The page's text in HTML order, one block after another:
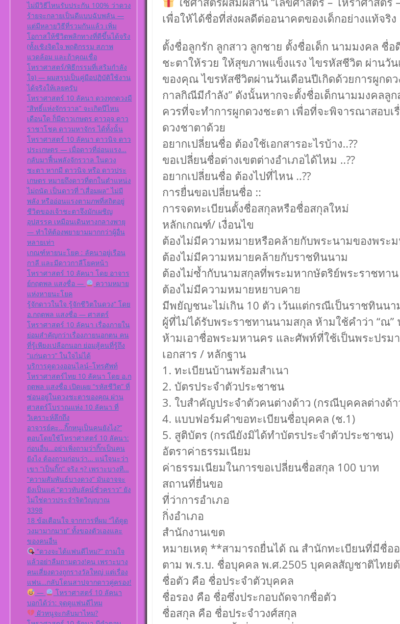
ไม่มีวิธีไหนรับประกัน 100% ว่าดวง
ร้ายจะกลายเป็นดีแบบฉับพลัน —
แต่มีหลายวิธีที่รวมกันแล้ว เพิ่ม
โอกาสให้ชีวิตพลิกทางที่ดีขึ้นได้จริง
(ทั้งเชิงจิตใจ พฤติกรรม สภาพ
แวดล้อม และถ้าคุณเชื่อ
โหราศาสตร์/พิธีกรรมที่เสริมกำลัง
ใจ) — ผมสรุปเป็นคู่มือปฏิบัติใช้งาน
ได้จริงให้เลยครับ
โหราศาสตร์ 10 ลัคนา ดวงทุกดวงมี
“สิทธิ์แห่งจักรวาล” จะเกิดปีไหน
เดือนใด ก็มีดาวเกษตร ดาวอุจ ดาว
ราชาโชค ดาวมหาจักร ได้ทั้งนั้น
โหราศาสตร์ 10 ลัคนา ดาวนิจ ดาว
ประเกษตร — เมื่อดาวที่อ่อนแรง…
กลับมาฟื้นพลังจักรวาล ในดวง
ชะตา หากมี ดาวนิจ หรือ ดาวประ
เกษตร หมายถึงดาวที่ตกในตำแหน่ง
ไม่ถนัด เป็นดาวที่ “เสื่อมผล” ไม่มี
พลัง หรืออ่อนแรงตามภพที่สถิตอยู่
ชีวิตของเจ้าชะตาจึงมักเผชิญ
อุปสรรค เหมือนเดินทางกลางพายุ
— ทำให้ต้องพยายามมากกว่าผู้อื่น
หลายเท่า
เกณฑ์หายนะโยค : ลัคนาอยู่เรือน
กาลี และมีดาวกาลีโยคหน้า
โหราศาสตร์ 10 ลัคนา โดย อาจาร
ย์กฤตพล แสงซื่อ —
ความหมาย
แห่งหายนะโยค
รู้จักดาวในใจ รู้จักชีวิตในดวง” โดย
อ.กฤตพล แสงซื่อ — ศาสตร์
โหราศาสตร์ 10 ลัคนา เรื่องภายใน
ย่อมสำคัญกว่าเรื่องภายนอกตน คน
ที่รู้เพียงเปลือกนอก ย่อมสู้คนที่รู้ถึง
“แก่นดาว” ในใจไม่ได้
บริการดูดวงออนไลน์–โทรศัพท์
โหราศาสตร์ไทย 10 ลัคนา โดย อ.ก
ฤตพล แสงซื่อ เปิดเผย “รหัสชีวิต” ที่
ซ่อนอยู่ในดวงชะตาของคุณ ผ่าน
ศาสตร์โบราณแห่ง 10 ลัคนา ที่
วิเคราะห์ลึกถึง
อาจารย์คะ…กิ๊กหนูเป็นคนยังไง?”
ตอบโดยใช้โหราศาสตร์ 10 ลัคนา:
ก่อนอื่น…อย่าเพิ่งถามว่ากิ๊กเป็นคน
ยังไง ต้องถามก่อนว่า… แน่ใจนะว่า
เขา “เป็นกิ๊ก” จริง ๆ? เพราะบางที…
“ความสัมพันธ์บางดวง” มันอาจจะ
ยังเป็นแค่ “ดาวทับลัคน์ชั่วคราว” ยัง
ไม่ใช่ดาวประจำจิตวิญญาณ
3398
18 ข้อเตือนใจ จากการที่ผม “ได้ดูด
วงมามากมาย” ทั้งของตัวเองและ
ของคนอื่น
“ดวงจะได้แฟนดีไหม?” ถามใจ
แล้วอย่าลืมถามดวง!คน เพราะบาง
คนเสี่ยงดวงถูกรางวัลใหญ่ แต่เรื่อง
แฟน…กลับโดนสาปจากดาวคู่ครอง!
—
โหราศาสตร์ 10 ลัคนา
บอกได้ว่า: จุดดูแฟนดีไหม
ผัวหนูจะกลับมาไหม?
เพื่อให้ได้ชื่อที่ส่งผลดีต่ออนาคตของเด็กอย่างแท้จริง
ตั้งชื่อลูกรัก ลูกสาว ลูกชาย ตั้งชื่อเด็ก นามมงคล ชื่
ชะตาให้รวย ให้สุขภาพแข็งแรง ไขรหัสชีวิต ผ่านวั
ของคุณ ไขรหัสชีวิตผ่านวันเดือนปีเกิดด้วยการผูกด
กาลกิณีมีกำลัง” ดังนั้นหากจะตั้งชื่อเด็กนามมงคลลู
ควรที่จะทำการผูกดวงชะตา เพื่อที่จะพิจารณาสอ
ดวงชาตาด้วย
อยากเปลี่ยนชื่อ ต้องใช้เอกสารอะไรบ้าง..??
ขอเปลี่ยนชื่อต่างเขตต่างอำเภอได้ไหม ..??
อยากเปลี่ยนชื่อ ต้องไปที่ไหน ..??
การยื่นขอเปลี่ยนชื่อ ::
การจดทะเบียนตั้งชื่อสกุลหรือชื่อสกุลใหม่
หลักเกณฑ์/ เงื่อนไข
ต้องไม่มีความหมายหรือคล้ายกับพระนามของพระ
ต้องไม่มีความหมายคล้ายกับราชทินนาม
ต้องไม่ซ้ำกับนามสกุลที่พระมหากษัตริย์พระราชทา
ต้องไม่มีความหมายหยาบคาย
มีพยัญชนะไม่เกิน 10 ตัว เว้นแต่กรณีเป็นราชทินนา
ผู้ที่ไม่ได้รับพระราชทานนามสกุล ห้ามใช้คำว่า “ณ”
ห้ามเอาชื่อพระมหานคร และศัพท์ที่ใช้เป็นพระปรม
เอกสาร / หลักฐาน
1. ทะเบียนบ้านพร้อมสำเนา
2. บัตรประจำตัวประชาชน
3. ใบสำคัญประจำตัวคนต่างด้าว (กรณีบุคคลต่างด้า
4. แบบฟอร์มคำขอทะเบียนชื่อบุคคล (ช.1)
5. สูติบัตร (กรณียังมิได้ทำบัตรประจำตัวประชาชน)
อัตราค่าธรรมเนียม
ค่าธรรมเนียมในการขอเปลี่ยนชื่อสกุล 100 บาท
สถานที่ยื่นขอ
ที่ว่าการอำเภอ
กิ่งอำเภอ
สำนักงานเขต
หมายเหตุ **สามารถยื่นได้ ณ สำนักทะเบียนที่มีชื่อ
ตาม พ.ร.บ. ชื่อบุคคล พ.ศ.2505 บุคคลสัญชาติไทย
ชื่อตัว คือ ชื่อประจำตัวบุคคล
ชื่อรอง คือ ชื่อซึ่งประกอบถัดจากชื่อตัว
ชื่อสกุล คือ ชื่อประจำวงศ์สกุล